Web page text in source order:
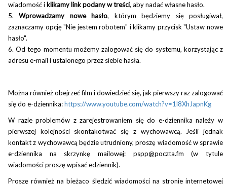
wiadomość i klikamy link podany w treści, aby nadać własne hasło.
5.Wprowadzamy nowe hasło, którym będziemy się posługiwał,
zaznaczamy opcję "Nie jestem robotem" i klikamy przycisk "Ustaw nowe
hasło".
6. Od tego momentu możemy zalogować się do systemu, korzystając z
adresu e-mail i ustalonego przez siebie hasła.
Można również obejrzeć film i dowiedzieć się, jak pierwszy raz zalogować
się do e-dziennika:https://www.youtube.com/watch?v=1l8XhJapnKg
W razie problemów z zarejestrowaniem się do e-dziennika należy w
pierwszej kolejności skontakotwać się z wychowawcą. Jeśli jednak
kontakt z wychowawcą będzie utrudniony, proszę wiadomość w sprawie
e-dziennika na skrzynkę mailowej: pspp@poczta.fm (w tytule
wiadomości proszę wpisać edziennik).
Proszę również na bieżąco śledzić wiadomości na stronie internetowej